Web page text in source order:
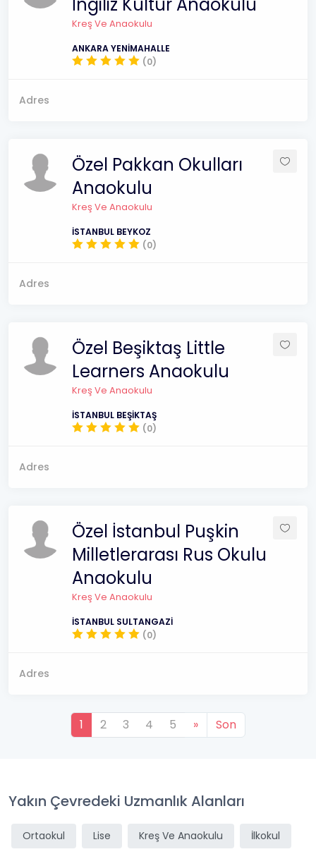
Kreş Ve Anaokulu
ANKARA YENİMAHALLE
(0)
Adres
Özel Pakkan Okulları
Anaokulu
Kreş Ve Anaokulu
İSTANBUL BEYKOZ
(0)
Adres
Özel Beşiktaş Little
Learners Anaokulu
Kreş Ve Anaokulu
İSTANBUL BEŞİKTAŞ
(0)
Adres
Özel İstanbul Puşkin
Milletlerarası Rus Okulu
Anaokulu
Kreş Ve Anaokulu
İSTANBUL SULTANGAZİ
(0)
Adres
1 2 3 4 5 » Son
Yakın Çevredeki Uzmanlık Alanları
Ortaokul Lise Kreş Ve Anaokulu İlkokul